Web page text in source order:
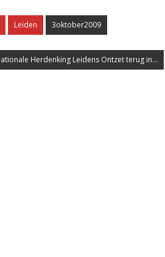
Leiden 3oktober2009
Herdenking Leidens Ontzet terug in...